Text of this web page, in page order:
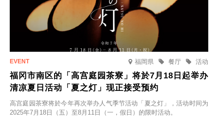
福岡県 活动
餐厅
福冈市南区的「高宫庭园茶寮」将於7月18日起举办
清凉夏日活动「夏之灯」现正接受预约
高宫庭园茶寮将於今年再次举办人气季节活动「夏之灯」，活动时间为
2025年7月18日（五）至8月11日（一，假日）的限时活动。